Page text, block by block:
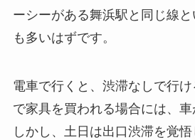
ーシーがある舞浜駅と同じ線
も多いはずです。
電車で行くと、渋滞なしで行
で家具を買われる場合には、車
しかし、土日は出口渋滞を覚